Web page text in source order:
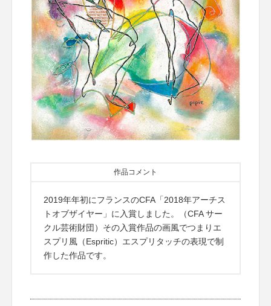
作品コメント
2019年年初にフランスのCFA「2018年アーチス
トオブザイヤー」に入賞しました。（CFA サー
クル芸術財団）その入賞作品の画風でつまりエ
スプリ風（Espritic）エスプリタッチの表現で制
作した作品です。